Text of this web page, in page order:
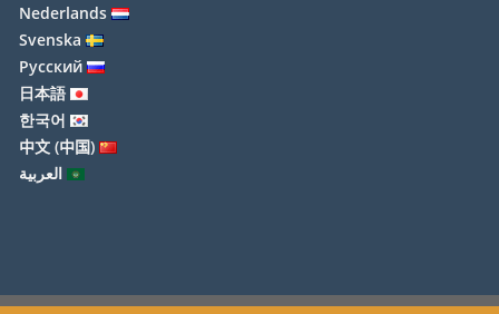
Nederlands
Svenska
Русский
日本語
한국어
中文 (中国)
العربية